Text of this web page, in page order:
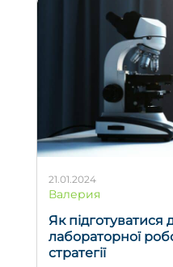
21.01.2024
Валерия
Як підготуватися
лабораторної
стратегії